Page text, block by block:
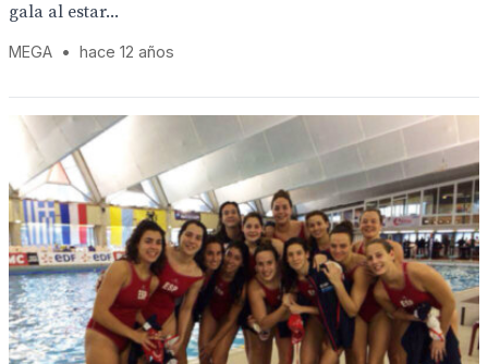
gala al estar...
MEGA • hace 12 años